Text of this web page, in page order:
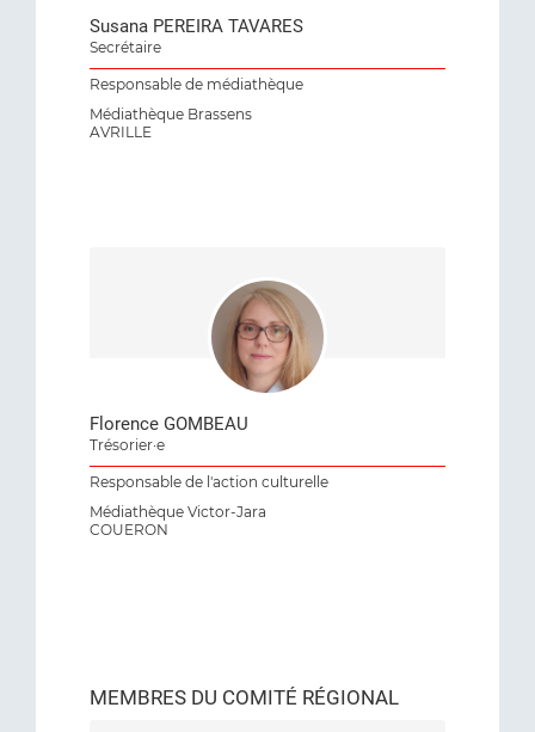
Susana PEREIRA TAVARES
Secrétaire
Responsable de médiathèque
Médiathèque Brassens
AVRILLE
Florence GOMBEAU
Trésorier·e
Responsable de l'action culturelle
Médiathèque Victor-Jara
COUERON
MEMBRES DU COMITÉ RÉGIONAL